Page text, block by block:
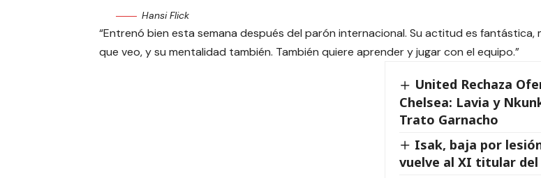
Hansi Flick
“Entrenó bien esta semana después del parón internacional. Su actitud es fantástica,
que veo, y su mentalidad también. También quiere aprender y jugar con el equipo.”
United Rechaza
Chelsea: Lavia y
Trato Garnacho
Isak, baja por
vuelve al XI titular